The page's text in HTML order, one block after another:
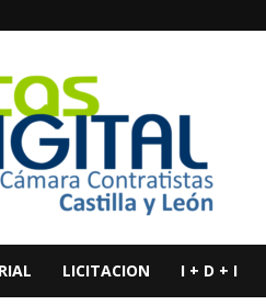
LICITACION I + D + I